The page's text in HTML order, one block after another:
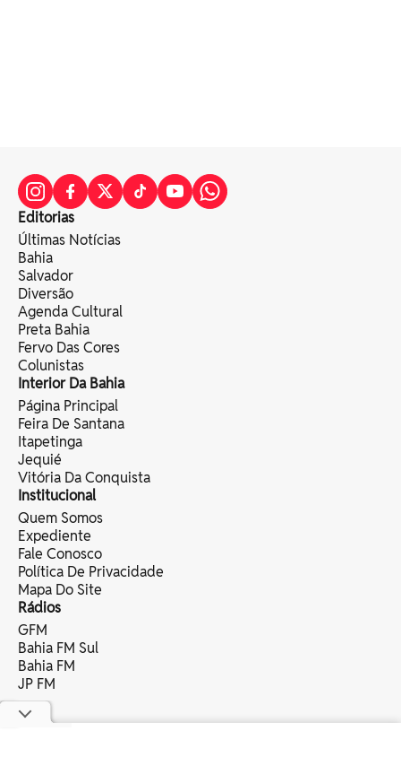
Editorias
Últimas Notícias
Bahia
Salvador
Diversão
Agenda Cultural
Preta Bahia
Fervo Das Cores
Colunistas
Interior Da Bahia
Página Principal
Feira De Santana
Itapetinga
Jequié
Vitória Da Conquista
Institucional
Quem Somos
Expediente
Fale Conosco
Política De Privacidade
Mapa Do Site
Rádios
GFM
Bahia FM Sul
Bahia FM
JP FM